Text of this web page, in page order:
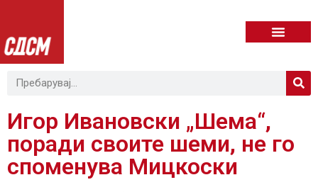
Игор Ивановски „Шема“,
поради своите шеми, не го
споменува Мицкоски